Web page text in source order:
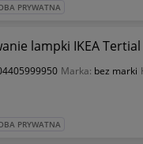
PRYWATNA
lampki IKEA Tertial
Marka: bez marki
PRYWATNA